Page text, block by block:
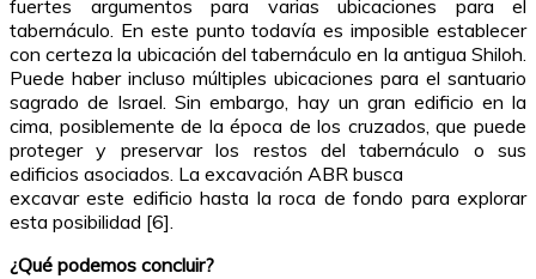
fuertes argumentos para varias ubicaciones para el
tabernáculo. En este punto todavía es imposible establecer
con certeza la ubicación del tabernáculo en la antigua Shiloh.
Puede haber incluso múltiples ubicaciones para el santuario
sagrado de Israel. Sin embargo, hay un gran edificio en la
cima, posiblemente de la época de los cruzados, que puede
proteger y preservar los restos del tabernáculo o sus
edificios asociados. La excavación ABR busca
excavar este edificio hasta la roca de fondo para explorar
esta posibilidad [6].
¿Qué podemos concluir?